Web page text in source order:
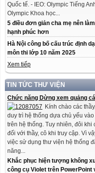
Quốc tế. - IEO: Olympic Tiếng
Olympic Khoa học...
5 điều đơn giản cha mẹ nên
hạnh phúc hơn
Hà Nội công bố cấu trúc định
môn thi lớp 10 năm 2025
Xem tiếp
TIN TỨC THƯ VIỆN
Chức năng Dừng xem quảng
Kính chào các
duy trì hệ thống dựa chủ yếu
trên hệ thống. Tuy nhiên, đôi khi
đối với thầy, cô khi truy cập. Vì
việc sử dụng thư viện hệ thống
năng...
Khắc phục hiện tượng không
công cụ Violet trên PowerPoint